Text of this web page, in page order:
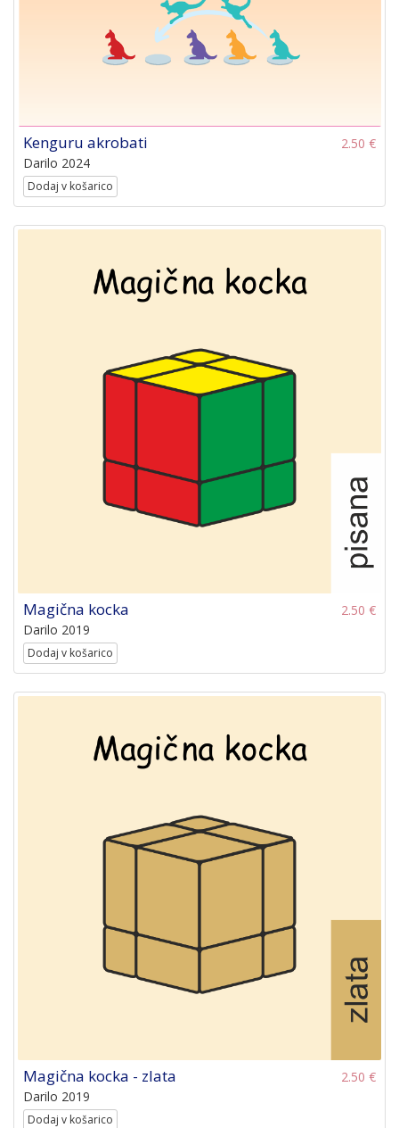
Kenguru akrobati
2.50 €
Darilo 2024
Dodaj v košarico
Magična kocka
2.50 €
Darilo 2019
Dodaj v košarico
Magična kocka - zlata
2.50 €
Darilo 2019
Dodaj v košarico